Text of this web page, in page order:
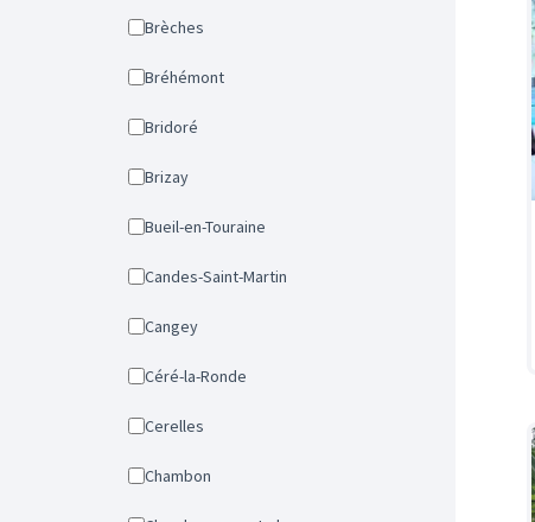
Brèches
Bréhémont
Bridoré
Brizay
Bueil-en-Touraine
Candes-Saint-Martin
Cangey
Céré-la-Ronde
Cerelles
Chambon